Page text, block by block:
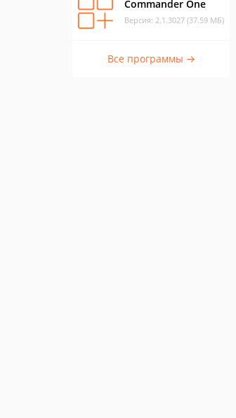
Commander One
Версия: 2.1.3027 (37.59 МБ)
Все программы →